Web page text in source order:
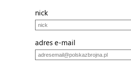
nick
adres e-mail